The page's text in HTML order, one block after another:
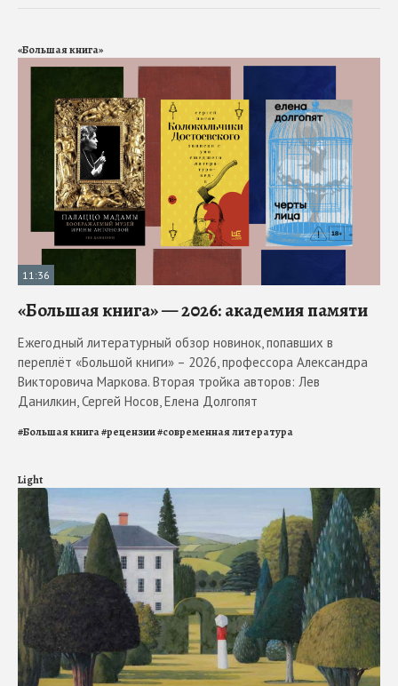
«Большая книга»
11:36
«Большая книга» — 2026: академия памяти
Ежегодный литературный обзор новинок, попавших в
переплёт «Большой книги» – 2026, профессора Александра
Викторовича Маркова. Вторая тройка авторов: Лев
Данилкин, Сергей Носов, Елена Долгопят
#Большая книга#рецензии#современная литература
Light